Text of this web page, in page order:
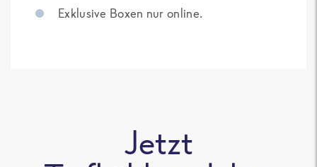
Exklusive Boxen nur online.
Jetzt